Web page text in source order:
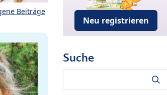
Beiträge
Neu registrieren
Suche